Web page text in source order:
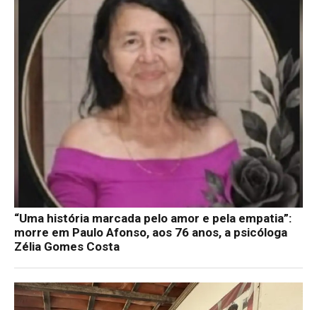
“Uma história marcada pelo amor e pela empatia”:
morre em Paulo Afonso, aos 76 anos, a psicóloga
Zélia Gomes Costa